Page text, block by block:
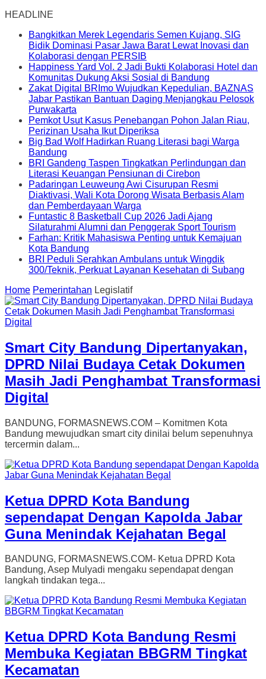
HEADLINE
Bangkitkan Merek Legendaris Semen Kujang, SIG
Bidik Dominasi Pasar Jawa Barat Lewat Inovasi dan
Kolaborasi dengan PERSIB
Happiness Yard Vol. 2 Jadi Bukti Kolaborasi Hotel dan
Komunitas Dukung Aksi Sosial di Bandung
Zakat Digital BRImo Wujudkan Kepedulian, BAZNAS
Jabar Pastikan Bantuan Daging Menjangkau Pelosok
Purwakarta
Pemkot Usut Kasus Penebangan Pohon Jalan Riau,
Perizinan Usaha Ikut Diperiksa
Big Bad Wolf Hadirkan Ruang Literasi bagi Warga
Bandung
BRI Gandeng Taspen Tingkatkan Perlindungan dan
Literasi Keuangan Pensiunan di Cirebon
Padaringan Leuweung Awi Cisurupan Resmi
Diaktivasi, Wali Kota Dorong Wisata Berbasis Alam
dan Pemberdayaan Warga
Funtastic 8 Basketball Cup 2026 Jadi Ajang
Silaturahmi Alumni dan Penggerak Sport Tourism
Farhan: Kritik Mahasiswa Penting untuk Kemajuan
Kota Bandung
BRI Peduli Serahkan Ambulans untuk Wingdik
300/Teknik, Perkuat Layanan Kesehatan di Subang
Home Pemerintahan Legislatif
Smart City Bandung Dipertanyakan,
DPRD Nilai Budaya Cetak Dokumen
Masih Jadi Penghambat Transformasi
Digital
BANDUNG, FORMASNEWS.COM – Komitmen Kota
Bandung mewujudkan smart city dinilai belum sepenuhnya
tercermin dalam...
Ketua DPRD Kota Bandung
sependapat Dengan Kapolda Jabar
Guna Menindak Kejahatan Begal
BANDUNG, FORMASNEWS.COM- Ketua DPRD Kota
Bandung, Asep Mulyadi mengaku sependapat dengan
langkah tindakan tega...
Ketua DPRD Kota Bandung Resmi
Membuka Kegiatan BBGRM Tingkat
Kecamatan